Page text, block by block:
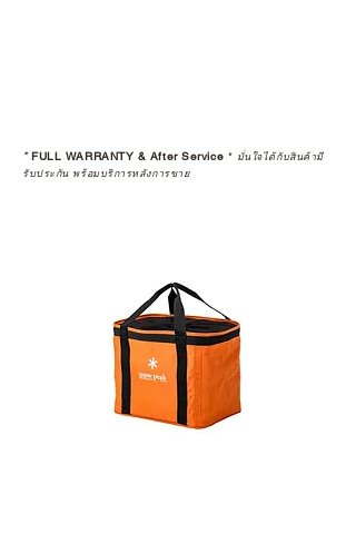
*FULL WARRANTY & After Service * มั่นใจได้กับสินค้ามี
รับประกัน พร้อมบริการหลังการขาย